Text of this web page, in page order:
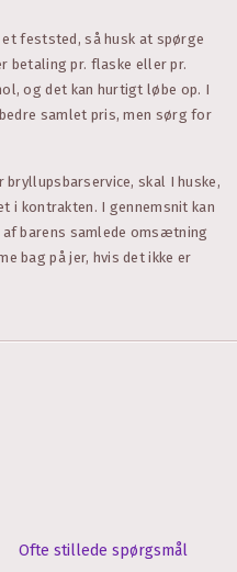
feststed, så husk at spørge
betaling pr. flaske eller pr.
og det kan hurtigt løbe op. I
samlet pris, men sørg for
skal I huske,
i kontrakten. I gennemsnit kan
af barens samlede omsætning
bag på jer, hvis det ikke er
Ofte stillede spørgsmål